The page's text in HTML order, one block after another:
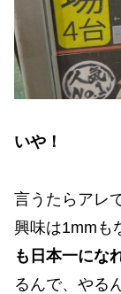
いや！
言うたらアレ
興味は1mmも
も日本一にな
るんで、やる